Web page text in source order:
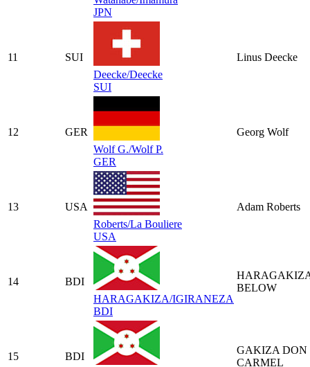
JPN
11
SUI
Deecke/Deecke
SUI
Linus Deecke
12
GER
Wolf G./Wolf P.
GER
Georg Wolf
13
USA
Roberts/La Bouliere
USA
Adam Roberts
14
BDI
HARAGAKIZA/IGIRANEZA
BDI
BELOW
15
BDI
GAKIZA DON
CARMEL